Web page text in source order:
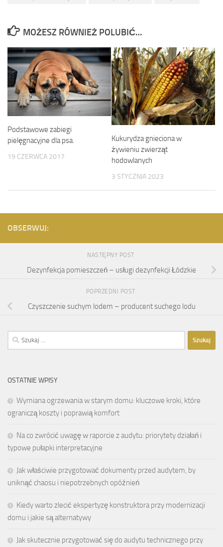
MOŻESZ RÓWNIEŻ POLUBIĆ…
Podstawowe zabiegi
pielęgnacyjne dla psa.
19 CZERWCA 2017
Kukurydza gnieciona w
żywieniu zwierząt
hodowlanych
3 STYCZNIA 2023
OBSERWUJ:
NASTĘPNY POST
Dezynfekcja pomieszczeń – usługi dezynfekcji Łódzkie
POPRZEDNI POST
Czyszczenie suchym lodem – producent suchego lodu
Szukaj:
OSTATNIE WPISY
Wymiana ogrzewania w starym domu: kluczowe kroki, które
ograniczą koszty i poprawią komfort
Na co zwrócić uwagę w raporcie z audytu: priorytety działań i
typowe pułapki interpretacyjne
Jak właściwie przygotować dokumenty przed audytem, by
uniknąć chaosu i niepotrzebnych opóźnień
Kiedy warto zlecić ekspertyzę konstruktora przy modernizacji
domu i jakie są alternatywy
Jak skutecznie przygotować się do audytu technicznego przy